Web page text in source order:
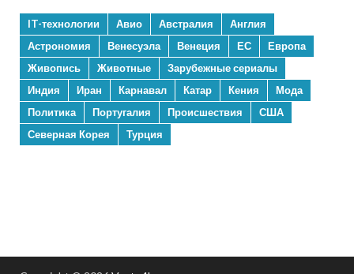
IT-технологии Авио Австралия
Англия
Астрономия
Венесуэла Венеция ЕС
Европа
Живопись
Животные
Зарубежные сериалы
Индия
Иран Карнавал Катар Кения
Мода
Политика
Португалия Происшествия
США
Северная Корея
Турция